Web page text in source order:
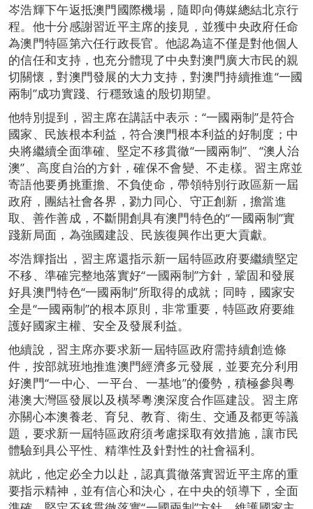
岑浩輝下午返抵澳門國際機場，隨即向傳媒總結北京行
程。他十分感謝習近平主席的接見，並獲中央政府任命
為澳門特區第六任行政長官。他認為這不僅是對他個人
的信任和支持，也充分體現了中央對澳門廣大市民的親
切關懷，對澳門發展的大力支持，對澳門持續推進“一國
兩制”成功實踐、行穩致遠的殷切期望。
他特別提到，習主席在講話中表示：“一國兩制”是符合
國家、民族根本利益，符合澳門根本利益的好制度；中
央將繼續全面準確、堅定不移貫徹“一國兩制”、“澳人治
澳”、高度自治的方針，確保不會變、不走樣。習主席並
寄語他要勇挑重擔、不負使命，帶領特別行政區新一屆
政府，團結社會各界，勠力同心、守正創新，擔當進
取、善作善成，不斷開創具有澳門特色的“一國兩制”實
踐新局面，為強國建設、民族復興作出更大貢獻。
岑浩輝指出，習主席還指示新一屆特區政府要繼續堅定
不移、準確完整地落實好“一國兩制”方針，鞏固和發展
好具澳門特色“一國兩制”所取得的成就；同時，國家安
全是“一國兩制”的根本原則，非常重要，特區政府要維
護好國家主權、安全及發展利益。
他續說，習主席亦要求新一屆特區政府需持續創造條
件，按部就班地推進澳門經濟多元發展，並要充分利用
好澳門“一中心、一平台、一基地”的優勢，積極參與粵
港澳大灣區發展以及橫琴粵澳深度合作區建設。習主席
亦關心本澳養老、育兒、教育、衛生、交通及都更等議
題，要求新一屆特區政府須考慮採取有效措施，讓市民
體驗到具公平性、精準性及針對性的社會福利。
就此，他定必全力以赴，認真貫徹落實習近平主席的重
要指示精神，並有信心和決心，在中央的領導下，全面